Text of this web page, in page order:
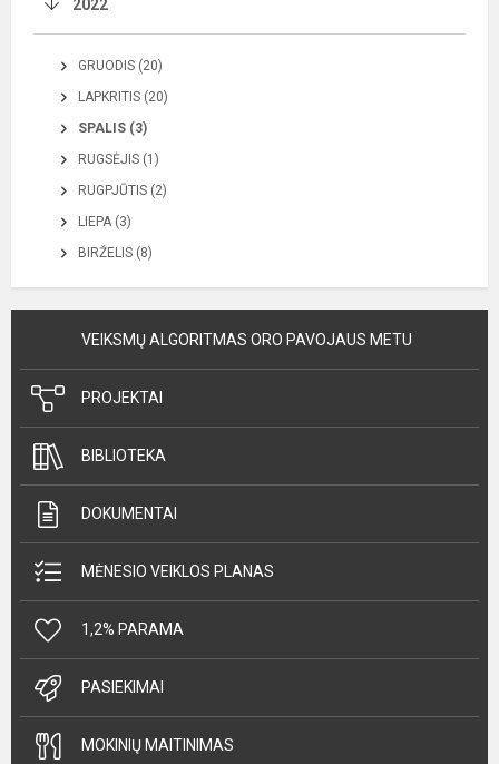
2022
GRUODIS (20)
LAPKRITIS (20)
SPALIS (3)
RUGSĖJIS (1)
RUGPJŪTIS (2)
LIEPA (3)
BIRŽELIS (8)
VEIKSMŲ ALGORITMAS ORO PAVOJAUS METU
PROJEKTAI
BIBLIOTEKA
DOKUMENTAI
MĖNESIO VEIKLOS PLANAS
1,2% PARAMA
PASIEKIMAI
MOKINIŲ MAITINIMAS